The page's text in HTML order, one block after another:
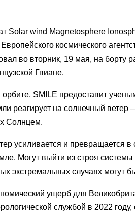
Solar wind Magnetosphere
космического
во вторник, 19 мая, на борту
Гвиане.
SMILE предоставит
реагирует на солнечный
Солнцем.
усиливается и превращается
Могут выйти из строя системы
экстремальных случаях могут
ущерб для
службой в 2022